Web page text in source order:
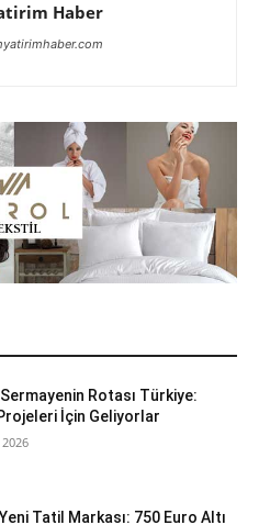
Haber
Rotası Türkiye:
İçin Geliyorlar
Tatil Markası: 750 Euro Altı